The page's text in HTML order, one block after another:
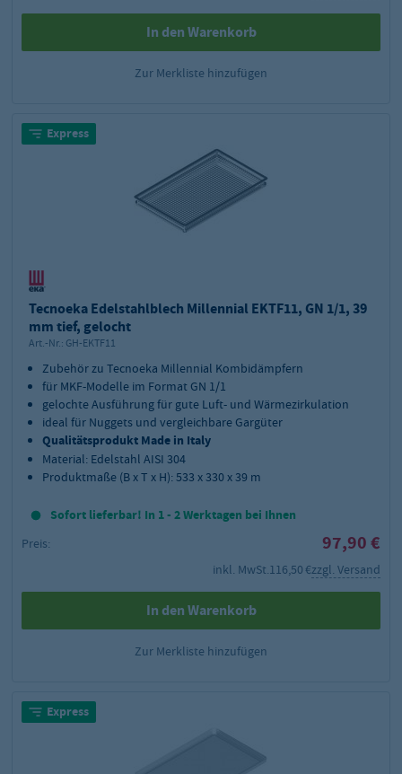
In den Warenkorb
Zur Merkliste hinzufügen
Express
Tecnoeka Edelstahlblech Millennial EKTF11, GN 1/1, 39
mm tief, gelocht
Art.-Nr.: GH-EKTF11
Zubehör zu Tecnoeka Millennial Kombidämpfern
für MKF-Modelle im Format GN 1/1
gelochte Ausführung für gute Luft- und Wärmezirkulation
ideal für Nuggets und vergleichbare Gargüter
Qualitätsprodukt Made in Italy
Material: Edelstahl AISI 304
Produktmaße (B x T x H): 533 x 330 x 39 m
Sofort lieferbar! In 1 - 2 Werktagen bei Ihnen
Preis: 97,90 €
inkl. MwSt.116,50 €zzgl. Versand
In den Warenkorb
Zur Merkliste hinzufügen
Express